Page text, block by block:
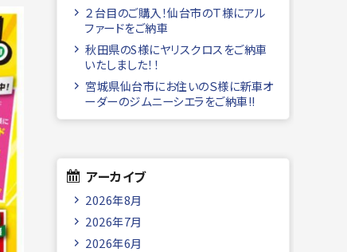
２台目のご購入！仙台市のＴ様にアル
ファードをご納車
秋田県のS様にヤリスクロスをご納車
いたしました！！
宮城県仙台市にお住いのＳ様に新車オ
ーダーのジムニーシエラをご納車!!
アーカイブ
2026年8月
2026年7月
2026年6月